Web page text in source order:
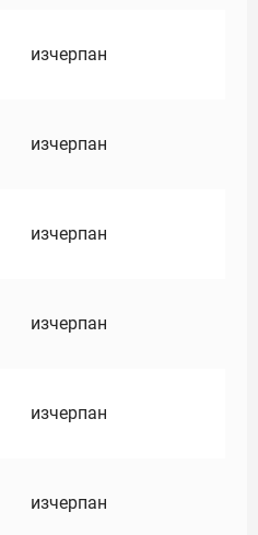
изчерпан
изчерпан
изчерпан
изчерпан
изчерпан
изчерпан